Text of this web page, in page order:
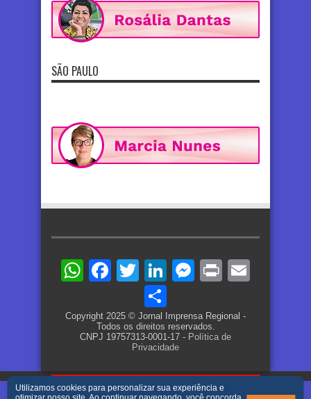
SÃO PAULO
WhatsApp
Facebook
TwitterLinkedIn
Messenger
Print
Copyright 2025 © Jornal Imprensa Regional -
Todos os direitos reservados.
CNPJ 19757313-0001-17 - Política de
Privacidade
Utilizamos cookies para personalizar sua experiência e